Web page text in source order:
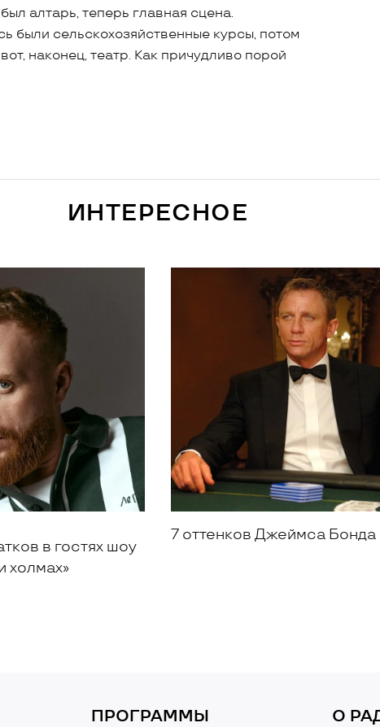
алтарь, теперь главная сцена.
были сельскохозяйственные курсы, потом
наконец, театр. Как причудливо порой
ИНТЕРЕСНОЕ
в гостях шоу
холмах»
7 оттенков Джеймса Бонда
ПРОГРАММЫ О